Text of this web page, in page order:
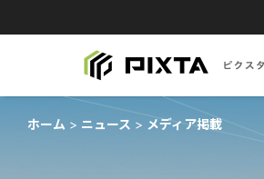
ホーム ニュース メディア掲載